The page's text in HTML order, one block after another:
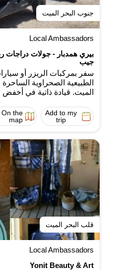
جنوب البحر الميت
Local Ambassadors
بيري همدبار - جولات دراجات
جيب
سفر بمركبات الريزر أو
الطبيعية الصحراوية
الميت. قيادة ذاتية في
Add to my
trip
On the
map
قلب البحر الميت
Local Ambassadors
Yonit Beauty & Art